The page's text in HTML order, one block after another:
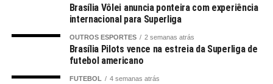
Brasília Vôlei anuncia ponteira com experiência
internacional para Superliga
OUTROS ESPORTES 2 semanas atrás
Brasília Pilots vence na estreia da Superliga de
futebol americano
FUTEBOL 4 semanas atrás